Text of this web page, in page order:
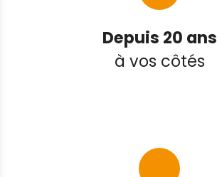
Depuis 20 ans
à vos côtés